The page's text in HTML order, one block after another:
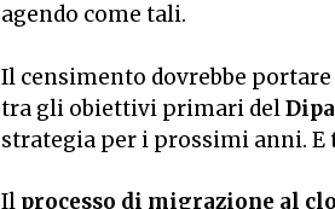
agendo come tali.
Il censimento dovrebbe
tra gli obiettivi primari del
strategia per i prossimi anni. E
Il processo di migrazione al